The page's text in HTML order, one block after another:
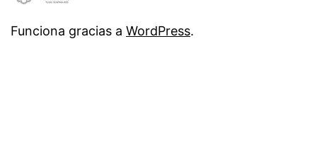
Funciona gracias a WordPress.